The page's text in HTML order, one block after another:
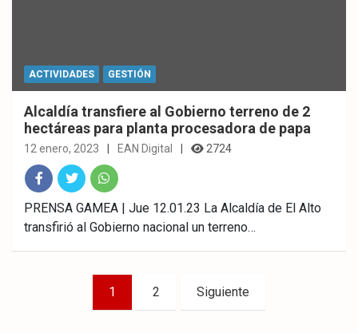
ACTIVIDADES GESTIÓN
Alcaldía transfiere al Gobierno terreno de 2
hectáreas para planta procesadora de papa
12 enero, 2023 EAN Digital 2724
Fac
ebo
Twitt
er
What
sAp
PRENSA GAMEA | Jue 12.01.23 La Alcaldía de El Alto
transfirió al Gobierno nacional un terreno…
Paginación
1 2 Siguiente